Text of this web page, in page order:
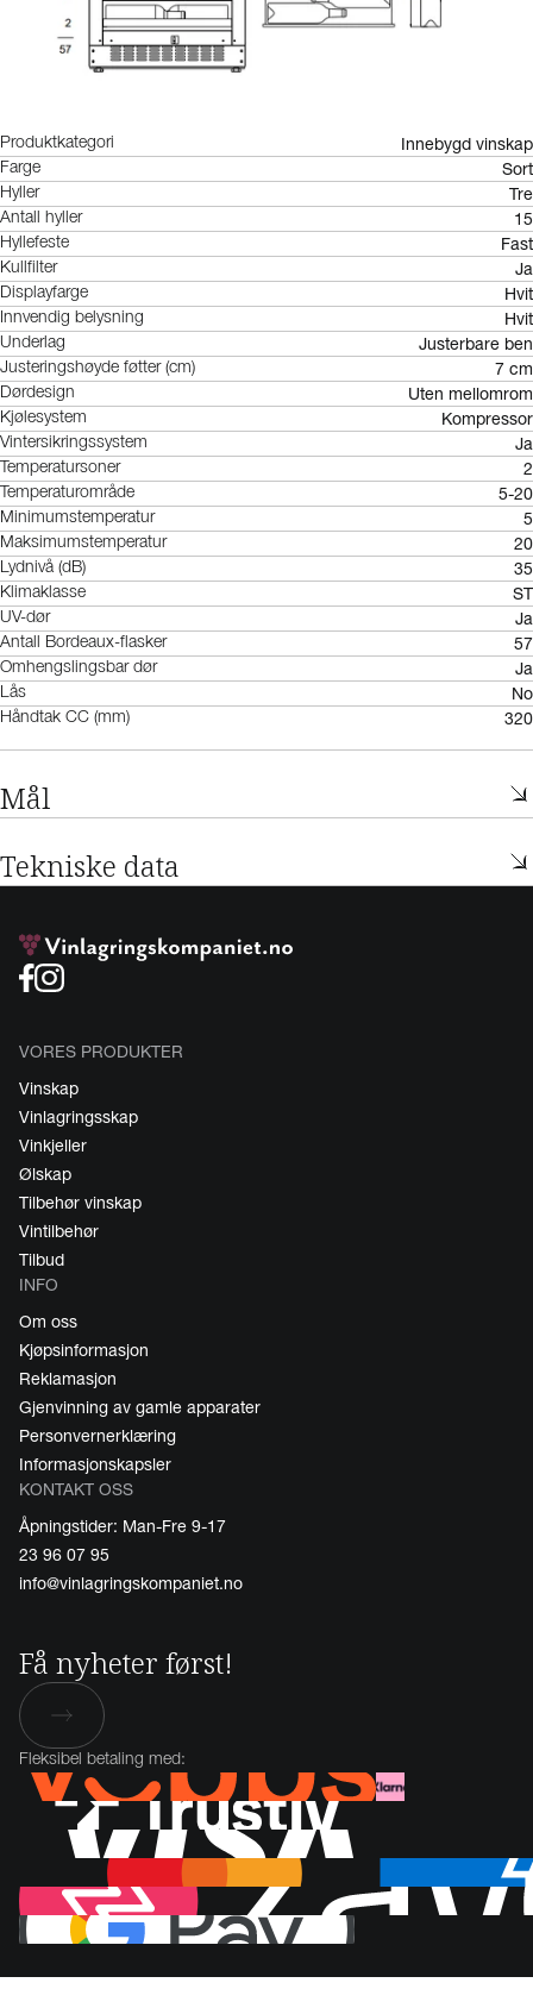
Produktkategori Innebygd vinskap
Farge Sort
Hyller Tre
Antall hyller 15
Hyllefeste Fast
Kullfilter Ja
Displayfarge Hvit
Innvendig belysning Hvit
Underlag Justerbare ben
Justeringshøyde føtter (cm) 7 cm
Dørdesign Uten mellomrom
Kjølesystem Kompressor
Vintersikringssystem Ja
Temperatursoner 2
Temperaturområde 5-20
Minimumstemperatur 5
Maksimumstemperatur 20
Lydnivå (dB) 35
Klimaklasse ST
UV-dør Ja
Antall Bordeaux-flasker 57
Omhengslingsbar dør Ja
Lås No
Håndtak CC (mm) 320
Mål
Tekniske data
VORES PRODUKTER
Vinskap
Vinlagringsskap
Vinkjeller
Ølskap
Tilbehør vinskap
Vintilbehør
Tilbud
INFO
Om oss
Kjøpsinformasjon
Reklamasjon
Gjenvinning av gamle apparater
Personvernerklæring
Informasjonskapsler
KONTAKT OSS
Åpningstider: Man-Fre 9-17
23 96 07 95
info@vinlagringskompaniet.no
Få nyheter først!
Fleksibel betaling med: